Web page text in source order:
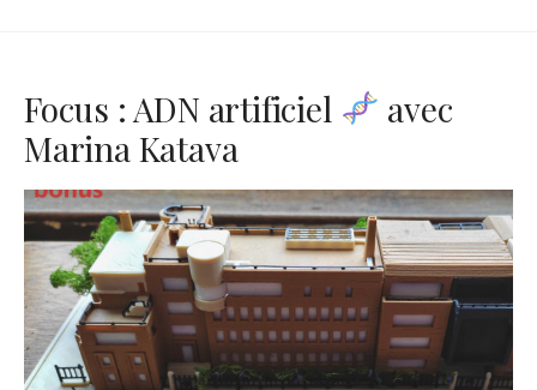
Focus : ADN artificiel
avec
Marina Katava